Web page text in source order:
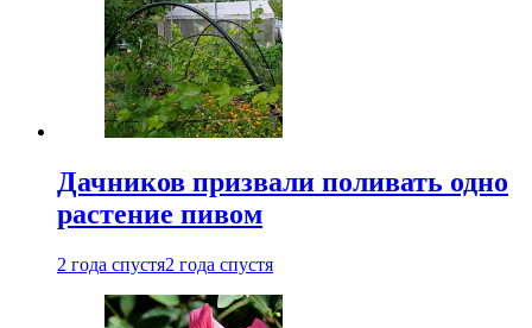
Дачников призвали поливать одно
растение пивом
2 года спустя2 года спустя